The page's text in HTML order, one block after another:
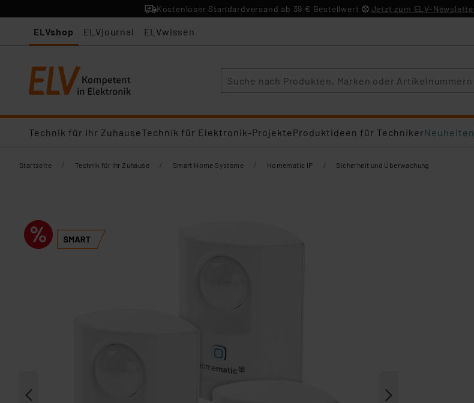
Kostenloser Standardversand ab 39 € Bestellwert Jetzt zum ELV-
ELVshop ELVjournal ELVwissen
Technik für Ihr ZuhauseTechnik für Elektronik-ProjekteProduktideen für TechnikerNeuheiten
Startseite / Technik für Ihr Zuhause / Smart Home Systeme / Homematic IP / Sicherheit und Überwachung